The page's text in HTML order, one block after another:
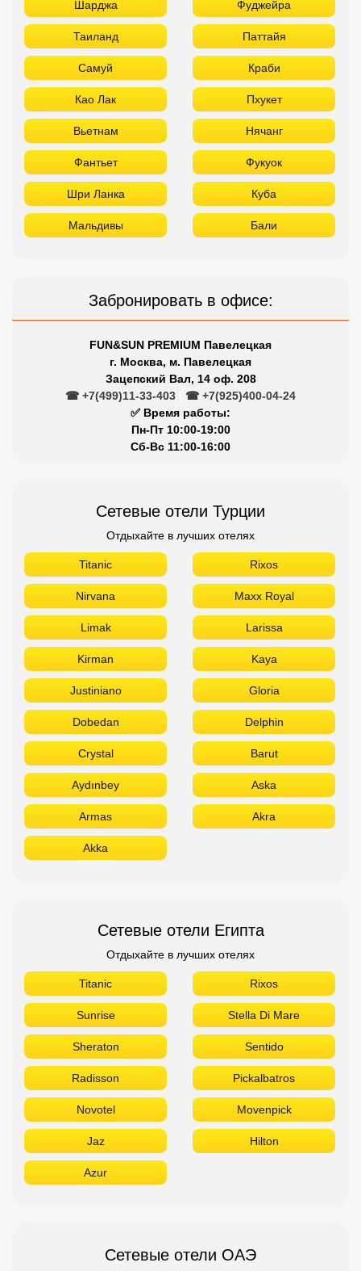
Шарджа Фуджейра
Таиланд Паттайя
Самуй Краби
Као Лак Пхукет
Вьетнам Нячанг
Фантьет Фукуок
Шри Ланка Куба
Мальдивы Бали
Забронировать в офисе:
FUN&SUN PREMIUM Павелецкая
г. Москва, м. Павелецкая
Зацепский Вал, 14 оф. 208
☎ +7(499)11-33-403
☎ +7(925)400-04-24
✅ Время работы:
Пн-Пт 10:00-19:00
Сб-Вс 11:00-16:00
Сетевые отели Турции
Отдыхайте в лучших отелях
Titanic Rixos
Nirvana Maxx Royal
Limak Larissa
Kirman Kaya
Justiniano Gloria
Dobedan Delphin
Crystal Barut
Aydınbey Aska
Armas Akra
Akka
Сетевые отели Египта
Отдыхайте в лучших отелях
Titanic Rixos
Sunrise Stella Di Mare
Sheraton Sentido
Radisson Pickalbatros
Novotel Movenpick
Jaz Hilton
Azur
Сетевые отели ОАЭ